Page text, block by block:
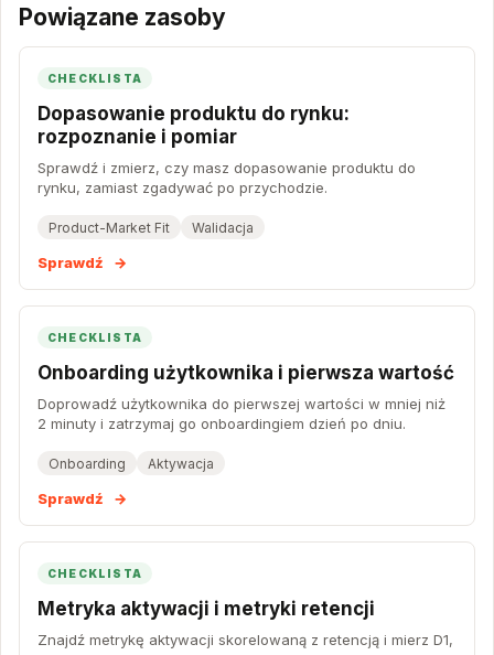
Powiązane zasoby
CHECKLISTA
Dopasowanie produktu do rynku:
rozpoznanie i pomiar
Sprawdź i zmierz, czy masz dopasowanie produktu do
rynku, zamiast zgadywać po przychodzie.
Product-Market Fit Walidacja
Sprawdź →
CHECKLISTA
Onboarding użytkownika i pierwsza wartość
Doprowadź użytkownika do pierwszej wartości w mniej niż
2 minuty i zatrzymaj go onboardingiem dzień po dniu.
Onboarding Aktywacja
Sprawdź →
CHECKLISTA
Metryka aktywacji i metryki retencji
Znajdź metrykę aktywacji skorelowaną z retencją i mierz D1,